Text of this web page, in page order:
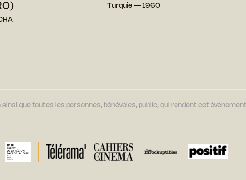
Turquie — 1960
que toutes les personnes, bénévoles, public, qui rendent cet